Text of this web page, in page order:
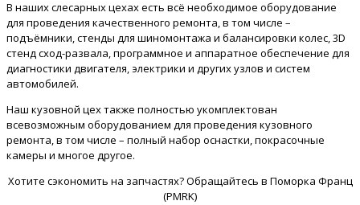
В наших слесарных цехах есть всё необходимое оборудование
для проведения качественного ремонта, в том числе –
подъёмники, стенды для шиномонтажа и балансировки колес, 3D
стенд сход-развала, программное и аппаратное обеспечение для
диагностики двигателя, электрики и других узлов и систем
автомобилей.
Наш кузовной цех также полностью укомплектован
всевозможным оборудованием для проведения кузовного
ремонта, в том числе – полный набор оснастки, покрасочные
камеры и многое другое.
Хотите сэкономить на запчастях? Обращайтесь в Поморка Франц
(PMRK)